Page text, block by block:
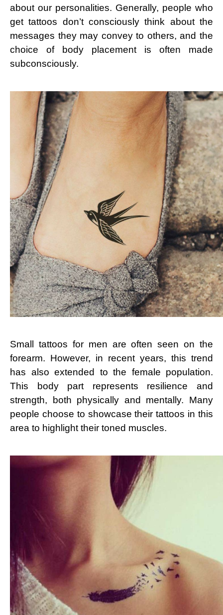
about our personalities. Generally, people who
get tattoos don’t consciously think about the
messages they may convey to others, and the
choice of body placement is often made
subconsciously.
Small tattoos for men are often seen on the
forearm. However, in recent years, this trend
has also extended to the female population.
This body part represents resilience and
strength, both physically and mentally. Many
people choose to showcase their tattoos in this
area to highlight their toned muscles.